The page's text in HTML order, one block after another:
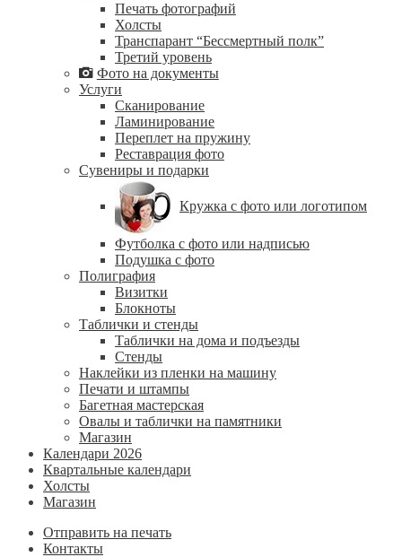
Печать фотографий
Холсты
Транспарант “Бессмертный полк”
Третий уровень
Фото на документы
Услуги
Сканирование
Ламинирование
Переплет на пружину
Реставрация фото
Сувениры и подарки
Кружка с фото или логотипом
Футболка с фото или надписью
Подушка с фото
Полиграфия
Визитки
Блокноты
Таблички и стенды
Таблички на дома и подъезды
Стенды
Наклейки из пленки на машину
Печати и штампы
Багетная мастерская
Овалы и таблички на памятники
Магазин
Календари 2026
Квартальные календари
Холсты
Магазин
Отправить на печать
Контакты